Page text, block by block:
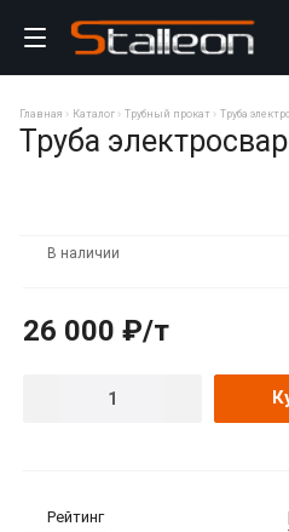
Главная Каталог Трубный прокат Труба
Труба
В наличии
26 000 ₽/т
Рейтинг